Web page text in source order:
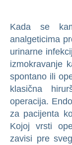
Kada se
analgeticima
urinarne
izmokravanje
spontano ili
klasična
operacija.
za pacijenta
Kojoj vrsti
zavisi pre